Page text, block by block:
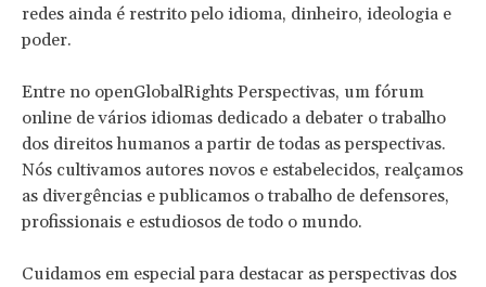
redes ainda é restrito pelo idioma, dinheiro, ideologia e
poder.
Entre no openGlobalRights Perspectivas, um fórum
online de vários idiomas dedicado a debater o trabalho
dos direitos humanos a partir de todas as perspectivas.
Nós cultivamos autores novos e estabelecidos, realçamos
as divergências e publicamos o trabalho de defensores,
profissionais e estudiosos de todo o mundo.
Cuidamos em especial para destacar as perspectivas dos